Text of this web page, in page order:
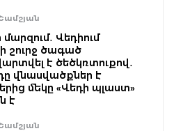
Վեդիում
շուրջ ծագած
է ծեծկռտուքով․
վնասվածքներ է
մեկը «Վեդի պլաստ»
է